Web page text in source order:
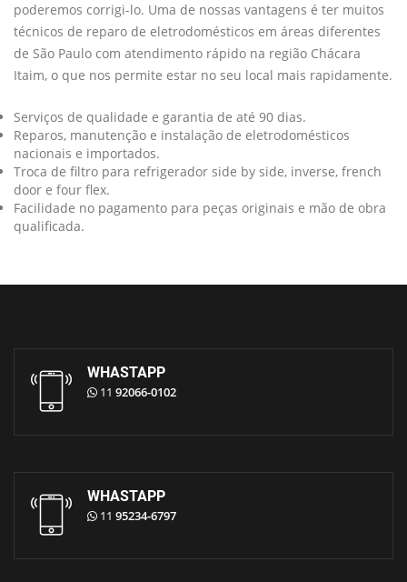
poderemos corrigi-lo. Uma de nossas vantagens é ter muitos
técnicos de reparo de eletrodomésticos em áreas diferentes
de São Paulo com atendimento rápido na região Chácara
Itaim, o que nos permite estar no seu local mais rapidamente.
Serviços de qualidade e garantia de até 90 dias.
Reparos, manutenção e instalação de eletrodomésticos
nacionais e importados.
Troca de filtro para refrigerador side by side, inverse, french
door e four flex.
Facilidade no pagamento para peças originais e mão de obra
qualificada.
WHASTAPP
11 92066-0102
WHASTAPP
11 95234-6797